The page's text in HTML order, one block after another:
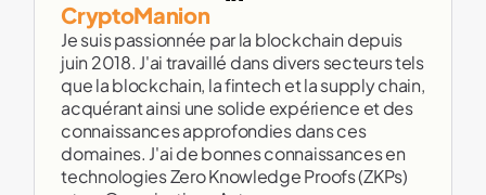
CryptoManion
Je suis passionnée par la blockchain depuis
juin 2018. J'ai travaillé dans divers secteurs tels
que la blockchain, la fintech et la supply chain,
acquérant ainsi une solide expérience et des
connaissances approfondies dans ces
domaines. J'ai de bonnes connaissances en
technologies Zero Knowledge Proofs (ZKPs)